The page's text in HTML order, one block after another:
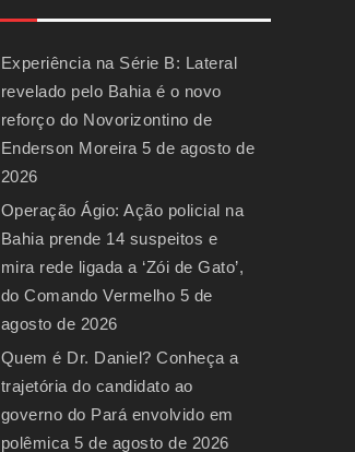
Experiência na Série B: Lateral
revelado pelo Bahia é o novo
reforço do Novorizontino de
Enderson Moreira 5 de agosto de
2026
Operação Ágio: Ação policial na
Bahia prende 14 suspeitos e
mira rede ligada a ‘Zói de Gato’,
do Comando Vermelho 5 de
agosto de 2026
Quem é Dr. Daniel? Conheça a
trajetória do candidato ao
governo do Pará envolvido em
polêmica 5 de agosto de 2026